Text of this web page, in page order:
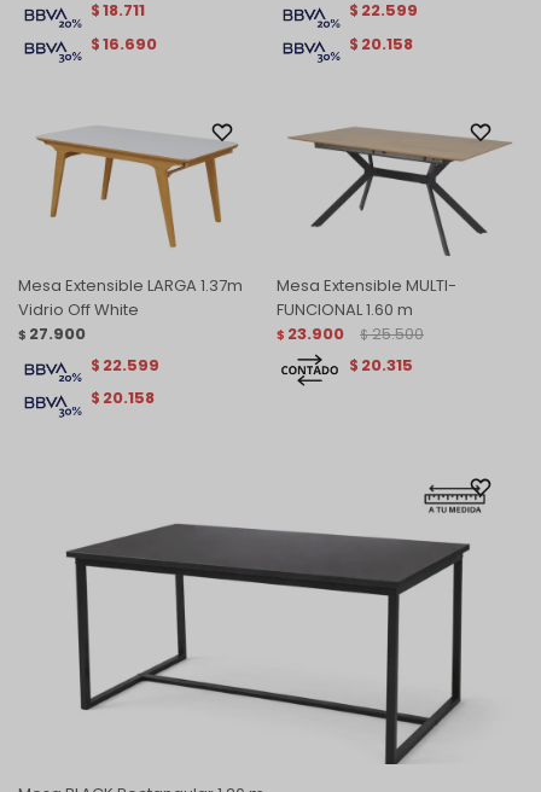
$16.690
$18.711
$ 20.158
$ 22.599
Mesa Extensible LARGA 1.37m
Vidrio Off White
$ 27.900
$ 20.158
$ 22.599
Mesa Extensible MULTI-
FUNCIONAL 1.60 m
$ 23.900 $ 25.500
$ 20.315